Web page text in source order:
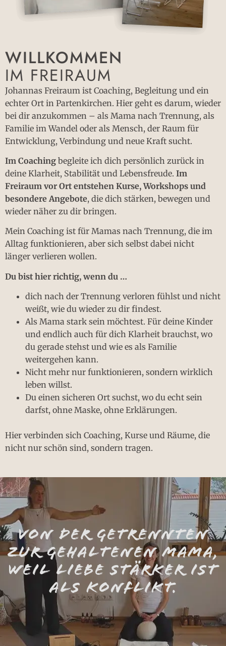
WILLKOMMEN
IM FREIRAUM
Johannas Freiraum ist Coaching, Begleitung und ein
echter Ort in Partenkirchen. Hier geht es darum, wieder
bei dir anzukommen – als Mama nach Trennung, als
Familie im Wandel oder als Mensch, der Raum für
Entwicklung, Verbindung und neue Kraft sucht.
Im Coaching begleite ich dich persönlich zurück in
deine Klarheit, Stabilität und Lebensfreude. Im
Freiraum vor Ort entstehen Kurse, Workshops und
besondere Angebote, die dich stärken, bewegen und
wieder näher zu dir bringen.
Mein Coaching ist für Mamas nach Trennung, die im
Alltag funktionieren, aber sich selbst dabei nicht
länger verlieren wollen.
Du bist hier richtig, wenn du …
dich nach der Trennung verloren fühlst und nicht
weißt, wie du wieder zu dir findest.
Als Mama stark sein möchtest. Für deine Kinder
und endlich auch für dich Klarheit brauchst, wo
du gerade stehst und wie es als Familie
weitergehen kann.
Nicht mehr nur funktionieren, sondern wirklich
leben willst.
Du einen sicheren Ort suchst, wo du echt sein
darfst, ohne Maske, ohne Erklärungen.
Hier verbinden sich Coaching, Kurse und Räume, die
nicht nur schön sind, sondern tragen.
VON DER GETRENNTEN
ZUR GEHALTENEN MAMA,
WEIL LIEBE STÄRKER IST
ALS KONFLIKT.